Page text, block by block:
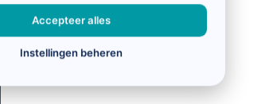
Accepteer alles
Instellingen beheren